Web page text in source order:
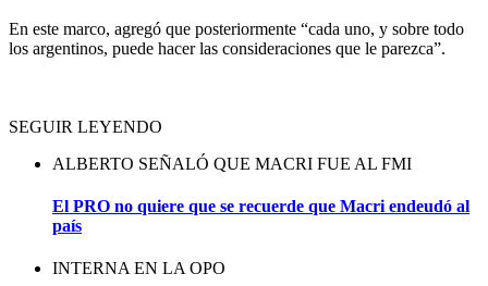
En este marco, agregó que posteriormente “cada uno, y sobre todo
los argentinos, puede hacer las consideraciones que le parezca”.
SEGUIR LEYENDO
ALBERTO SEÑALÓ QUE MACRI FUE AL FMI
El PRO no quiere que se recuerde que Macri endeudó al
país
INTERNA EN LA OPO